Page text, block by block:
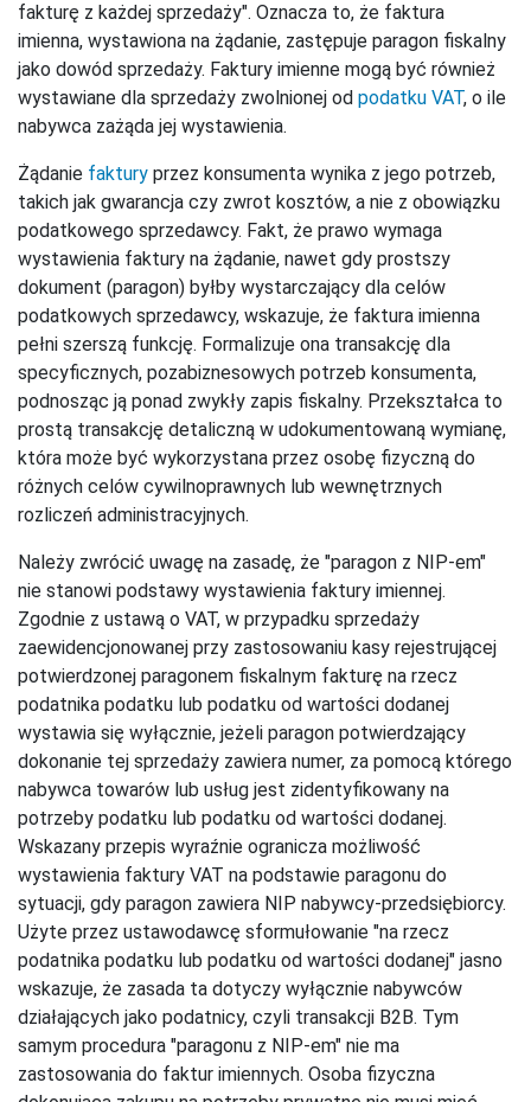
fakturę z każdej sprzedaży". Oznacza to, że faktura
imienna, wystawiona na żądanie, zastępuje paragon fiskalny
jako dowód sprzedaży. Faktury imienne mogą być również
wystawiane dla sprzedaży zwolnionej od podatku VAT, o ile
nabywca zażąda jej wystawienia.
Żądanie faktury przez konsumenta wynika z jego potrzeb,
takich jak gwarancja czy zwrot kosztów, a nie z obowiązku
podatkowego sprzedawcy. Fakt, że prawo wymaga
wystawienia faktury na żądanie, nawet gdy prostszy
dokument (paragon) byłby wystarczający dla celów
podatkowych sprzedawcy, wskazuje, że faktura imienna
pełni szerszą funkcję. Formalizuje ona transakcję dla
specyficznych, pozabiznesowych potrzeb konsumenta,
podnosząc ją ponad zwykły zapis fiskalny. Przekształca to
prostą transakcję detaliczną w udokumentowaną wymianę,
która może być wykorzystana przez osobę fizyczną do
różnych celów cywilnoprawnych lub wewnętrznych
rozliczeń administracyjnych.
Należy zwrócić uwagę na zasadę, że "paragon z NIP-em"
nie stanowi podstawy wystawienia faktury imiennej.
Zgodnie z ustawą o VAT, w przypadku sprzedaży
zaewidencjonowanej przy zastosowaniu kasy rejestrującej
potwierdzonej paragonem fiskalnym fakturę na rzecz
podatnika podatku lub podatku od wartości dodanej
wystawia się wyłącznie, jeżeli paragon potwierdzający
dokonanie tej sprzedaży zawiera numer, za pomocą którego
nabywca towarów lub usług jest zidentyfikowany na
potrzeby podatku lub podatku od wartości dodanej.
Wskazany przepis wyraźnie ogranicza możliwość
wystawienia faktury VAT na podstawie paragonu do
sytuacji, gdy paragon zawiera NIP nabywcy-przedsiębiorcy.
Użyte przez ustawodawcę sformułowanie "na rzecz
podatnika podatku lub podatku od wartości dodanej" jasno
wskazuje, że zasada ta dotyczy wyłącznie nabywców
działających jako podatnicy, czyli transakcji B2B. Tym
samym procedura "paragonu z NIP-em" nie ma
zastosowania do faktur imiennych. Osoba fizyczna